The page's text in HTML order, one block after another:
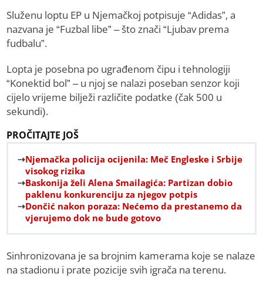
Služenu loptu ЕP u Njemačkoj potpisuje “Adidas”, a
nazvana je “Fuzbal libe” – što znači “Ljubav prema
fudbalu”.
Lopta je posebna po ugrađenom čipu i tehnologiji
“Konektid bol” – u njoj se nalazi poseban senzor koji
cijelo vrijeme bilježi različite podatke (čak 500 u
sekundi).
PROČITAJTE JOŠ
Njemačka policija ocijenila: Meč Engleske i Srbije
visokog rizika
Baskonija želi Alena Smailagića: Partizan dobio
paklenu konkurenciju za njegov potpis
Dončić nakon poraza: Nećemo da prestanemo da
vjerujemo dok ne bude gotovo
Sinhronizovana je sa brojnim kamerama koje se nalaze
na stadionu i prate pozicije svih igrača na terenu.